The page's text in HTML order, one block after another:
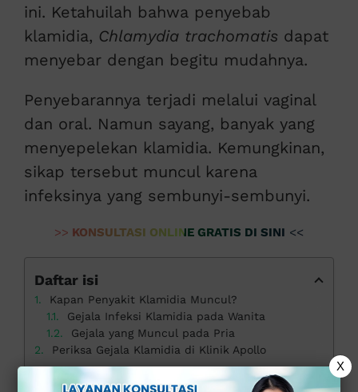
ini. Ketahuilah bahwa penyebab
klamidia, Chlamydia trachomatis dapat
menyebar dengan begitu mudahnya.
Penyebarannya terjadi melalui vaginal
dan oral. Namun sayang, banyak yang
menyepelekan klamidia. Kemungkinan,
sikap tersebut muncul karena
infeksinya yang sembunyi-sembunyi.
>> KONSULTASI ONLINE GRATIS DI SINI <<
Daftar isi
Kapan Penyakit Klamidia Muncul?
Gejala Infeksi Klamidia pada Wanita
Gejala yang Muncul pada Pria
Periksa Gejala Klamidia di Klinik Apollo
X